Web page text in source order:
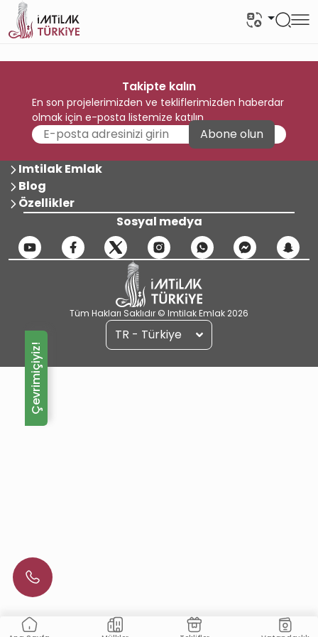
Takipte kalın
En son projelerimizden ve tekliflerimizden haberdar
olmak için e-posta listemize katılın
Abone olun
Imtilak Emlak
Blog
Özellikler
Sosyal medya
Tüm Hakları Saklıdır © Imtilak Emlak 2026
TR - Türkiye
Çevrimiçiyiz!